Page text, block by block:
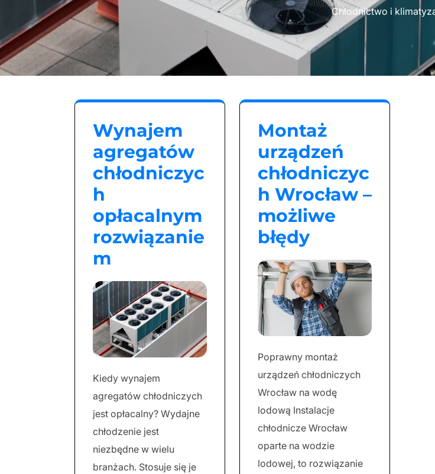
Chłodnictwo i
Wynajem
agregatów
chłodniczyc
h
opłacalnym
rozwiązanie
m
Kiedy wynajem
agregatów chłodniczych
jest opłacalny? Wydajne
chłodzenie jest
niezbędne w wielu
branżach. Stosuje się je
Montaż
urządzeń
chłodniczyc
h Wrocław –
możliwe
błędy
Poprawny montaż
urządzeń chłodniczych
Wrocław na wodę
lodową Instalacje
chłodnicze Wrocław
oparte na wodzie
lodowej, to rozwiązanie